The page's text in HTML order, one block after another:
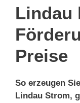
Lindau
Preise
So erzeugen
Lindau Strom,